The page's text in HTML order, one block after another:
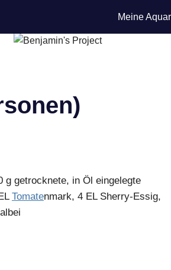
Meine
getrocknete, in Öl eingelegte
Tomatenmark, 4 EL Sherry-Essig,